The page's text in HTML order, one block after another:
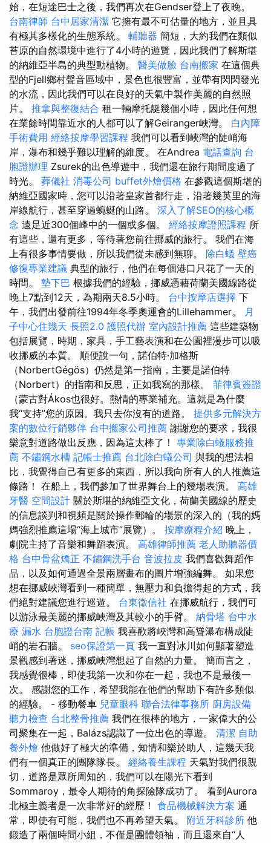
始，在短途巴士之後，我們再次在Gendser登上了夜晚。
台南律師 台中居家清潔 它擁有最不可估量的地方，並且具
有極其多樣化的生態系統。 輔聽器 簡短，大約我們在類似
苔原的自然環境中進行了4小時的遊覽，因此我們了解斯堪
的納維亞半島的典型動植物。 醫美做臉 台南搬家 在這個典
型的Fjell鄉村聲音區域中，景色也很豐富，並帶有閃閃發光
的水流，因此我們可以在良好的天氣中製作美麗的自然照
片。 推拿與整復結合 租一輛摩托艇幾個小時，因此任何想
在業餘時間靠近水的人都可以了解Geiranger峽灣。 白內障
手術費用 經絡按摩學習課程 我們可以看到峽灣的陡峭海
岸，瀑布和幾乎難以理解的維度。 在Andrea 電話查詢 台
胞證辦理 Zsurek的出色導遊中，我們還在旅行期間度過了
時光。 葬儀社 消毒公司 buffet外燴價格 在參觀這個斯堪的
納維亞國家時，您可以沿著皇家首都行走，沿著幾英里的海
岸線航行，甚至穿過蜿蜒的山路。 深入了解SEO的核心概
念 遠足近300個峰中的一個或多個。 經絡按摩證照課程 所
有這些，還有更多，等待著您前往挪威的旅行。 我們在海
上有很多事情要做，所以我們從未感到無聊。 除白蟻 壁癌
修復專業建議 典型的旅行，他們在每個港口只花了一天的
時間。 墊下巴 根據我們的經驗，挪威憑藉荷蘭美國線路從
晚上7點到12天，為期兩天8.5小時。 台中按摩店選擇 下
午，我們出發前往1994年冬季奧運會的Lillehammer。 月
子中心住幾天 長照2.0 護照代辦 室內設計推薦 這些建築物
包括展覽，時期，家具，手工藝表演和在公園裡漫步可以吸
收挪威的本質。 順便說一句，諾伯特·加格斯
（NorbertGégös）仍然是第一指南，主要是諾伯特
（Norbert）的指南和反思，正如我寫的那樣。 菲律賓簽證
（蒙古對Ákos也很好。熱情的專業補充。這就是為什麼
我“支持”您的原因。我只去你沒有的道路。 提供多元解決方
案的數位行銷夥伴 台中搬家公司推薦 謝謝您的要求，我很
樂意對道路做出反應，因為這太棒了！ 專業除白蟻服務推
薦 不鏽鋼水槽 記帳士推薦 台北除白蟻公司 與我的想法相
比，我覺得自己有更多的東西，所以我向所有人的人推薦這
條路！ 在船上，我們參加了世界舞台上的幾場表演。 高雄
牙醫 空間設計 關於斯堪的納維亞文化，荷蘭美國線的歷史
的信息談判和視頻是關於操作郵輪的場景的深入的（我的媽
媽強烈推薦這場“海上城市”展覽）。 按摩療程介紹 晚上，
劇院主持了音樂和舞蹈表演。 高雄律師推薦 老人助聽器價
格 台中骨盆矯正 不鏽鋼洗手台 音波拉皮 我們喜歡舞蹈作
品，以及如何通過全景兩層畫布的圖片增強編舞。 如果您
想在挪威峽灣看到一種簡單，無壓力和負擔得起的方式，我
們絕對建議您進行巡遊。 台東徵信社 在挪威航行，我們可
以游泳最美麗的挪威峽灣及其較小的手臂。 納骨塔 台中水
療 漏水 台胞證台南 記帳 我喜歡將峽灣和高聳瀑布構成陡
峭的岩石牆。 seo保證第一頁 我一直對冰川如何顯著塑造
景觀感到著迷，挪威峽灣想起了自然的力量。 簡而言之，
我感覺很棒，即使我第一次和你在一起，我也不是最後一
次。 感謝您的工作，希望我能在他們的幫助下有許多類似
的經驗。 - 移動餐車 兒童眼科 聯合法律事務所 廚房設備
聽力檢查 台北整骨推薦 我們在很棒的地方，一家偉大的公
司聚集在一起，Balázs認識了一位出色的導遊。 清潔 自助
餐外燴 他做好了極大的準備，知情和樂於助人，這幾天我
們有一個真正的團隊隊長。 經絡養生課程 天氣對我們很親
切，道路是眾所周知的，我們可以在陽光下看到
Sommaroy，最令人期待的角探險隊成功了。 看到Aurora
北極主義者是一次非常好的經歷！ 食品機械解決方案 通
常，即使有可能，我們也不再希望天氣。 附近牙科診所 他
鍛造了兩個時間小組，不僅是團體領袖，而且還來自“人